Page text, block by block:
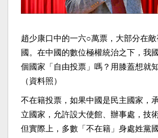
趙少康口中的一六○萬票，大部分在敵
國。在中國的數位極權統治之下，我
個國家「自由投票」嗎？用膝蓋想就
（資料照）
不在籍投票，如果中國是民主國家，
立國家，允許設大使館、辦事處，技
但實際上，多數「不在籍」身處姓黨